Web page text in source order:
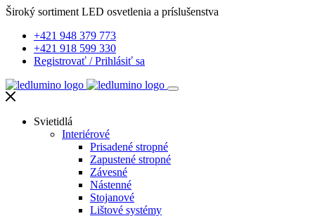
Široký sortiment LED osvetlenia a príslušenstva
+421 948 379 773
+421 918 599 330
Registrovať /Prihlásiť sa
Svietidlá
Interiérové
Prisadené stropné
Zapustené stropné
Závesné
Nástenné
Stojanové
Lištové systémy